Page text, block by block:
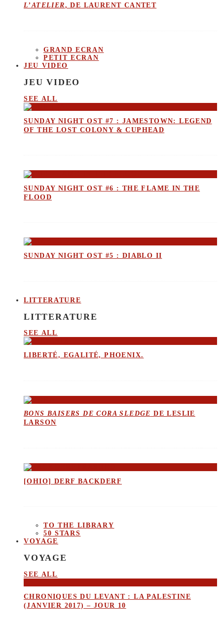
L’ATELIER, DE LAURENT CANTET
GRAND ECRAN
PETIT ECRAN
JEU VIDEO
JEU VIDEO
SEE ALL
SUNDAY NIGHT OST #7 : JAMESTOWN: LEGEND
OF THE LOST COLONY & CUPHEAD
SUNDAY NIGHT OST #6 : THE FLAME IN THE
FLOOD
SUNDAY NIGHT OST #5 : DIABLO II
LITTERATURE
LITTERATURE
SEE ALL
LIBERTÉ, EGALITÉ, PHOENIX.
BONS BAISERS DE CORA SLEDGE DE LESLIE
LARSON
[OHIO] DERF BACKDERF
TO THE LIBRARY
50 STARS
VOYAGE
VOYAGE
SEE ALL
CHRONIQUES DU LEVANT : LA PALESTINE
(JANVIER 2017) – JOUR 10